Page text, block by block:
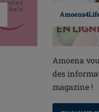
Amoena
des
magazine !